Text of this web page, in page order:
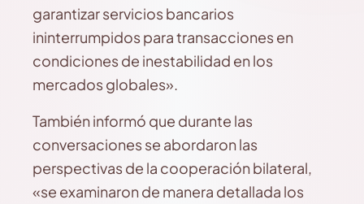
garantizar servicios bancarios
ininterrumpidos para transacciones en
condiciones de inestabilidad en los
mercados globales».
También informó que durante las
conversaciones se abordaron las
perspectivas de la cooperación bilateral,
«se examinaron de manera detallada los